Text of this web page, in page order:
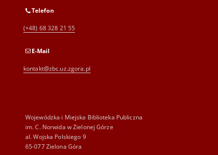
Telefon
(+48) 68 328 21 55
E-Mail
kontakt@zbc.uz.zgora.pl
Wojewódzka i Miejska Biblioteka Publiczna
im. C. Norwida w Zielonej Górze
al. Wojska Polskiego 9
65-077 Zielona Góra